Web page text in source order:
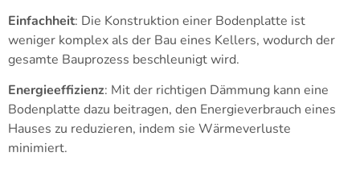
Einfachheit: Die Konstruktion einer Bodenplatte ist
weniger komplex als der Bau eines Kellers, wodurch der
gesamte Bauprozess beschleunigt wird.
Energieeffizienz: Mit der richtigen Dämmung kann eine
Bodenplatte dazu beitragen, den Energieverbrauch eines
Hauses zu reduzieren, indem sie Wärmeverluste
minimiert.